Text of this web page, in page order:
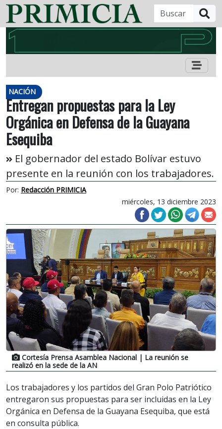
NACIÓN
Entregan propuestas para la Ley
Orgánica en Defensa de la Guayana
Esequiba
El gobernador del estado Bolívar estuvo
presente en la reunión con los trabajadores.
Por: Redacción PRIMICIA
miércoles, 13 diciembre 2023
Cortesía Prensa Asamblea Nacional | La reunión se
realizó en la sede de la AN
Los trabajadores y los partidos del Gran Polo Patriótico
entregaron sus propuestas para ser incluidas en la Ley
Orgánica en Defensa de la Guayana Esequiba, que está
en consulta pública.